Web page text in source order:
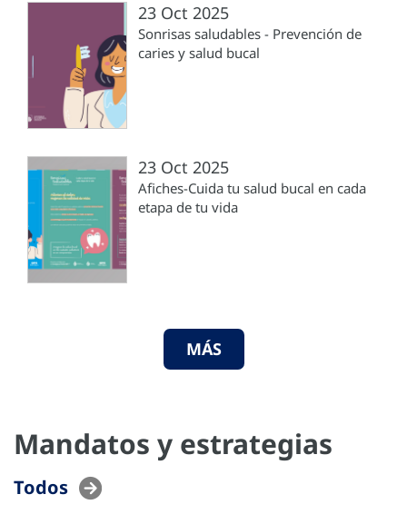
23 Oct 2025
Sonrisas saludables - Prevención de
caries y salud bucal
23 Oct 2025
Afiches-Cuida tu salud bucal en cada
etapa de tu vida
MÁS
Mandatos y estrategias
Todos